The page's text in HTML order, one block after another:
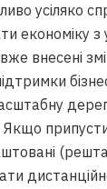
усіляко
економіку з
внесені
Якщо
(решта